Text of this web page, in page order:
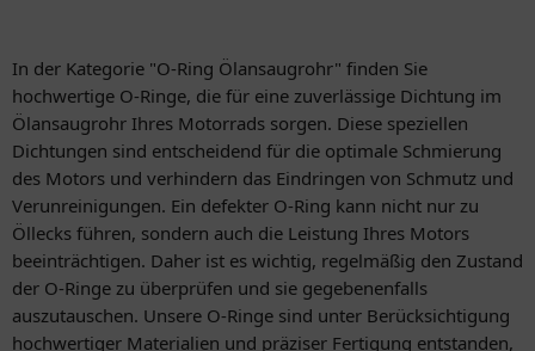
In der Kategorie "O-Ring Ölansaugrohr" finden Sie
hochwertige O-Ringe, die für eine zuverlässige Dichtung im
Ölansaugrohr Ihres Motorrads sorgen. Diese speziellen
Dichtungen sind entscheidend für die optimale Schmierung
des Motors und verhindern das Eindringen von Schmutz und
Verunreinigungen. Ein defekter O-Ring kann nicht nur zu
Öllecks führen, sondern auch die Leistung Ihres Motors
beeinträchtigen. Daher ist es wichtig, regelmäßig den Zustand
der O-Ringe zu überprüfen und sie gegebenenfalls
auszutauschen. Unsere O-Ringe sind unter Berücksichtigung
hochwertiger Materialien und präziser Fertigung entstanden,